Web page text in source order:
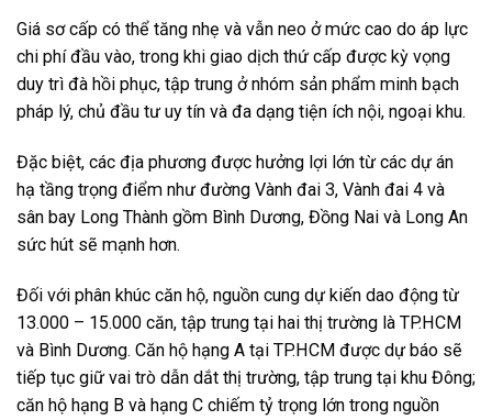
Giá sơ cấp có thể tăng nhẹ và vẫn neo ở mức cao do áp lực
chi phí đầu vào, trong khi giao dịch thứ cấp được kỳ vọng
duy trì đà hồi phục, tập trung ở nhóm sản phẩm minh bạch
pháp lý, chủ đầu tư uy tín và đa dạng tiện ích nội, ngoại khu.
Đặc biệt, các địa phương được hưởng lợi lớn từ các dự án
hạ tầng trọng điểm như đường Vành đai 3, Vành đai 4 và
sân bay Long Thành gồm Bình Dương, Đồng Nai và Long An
sức hút sẽ mạnh hơn.
Đối với phân khúc căn hộ, nguồn cung dự kiến dao động từ
13.000 – 15.000 căn, tập trung tại hai thị trường là TP.HCM
và Bình Dương. Căn hộ hạng A tại TP.HCM được dự báo sẽ
tiếp tục giữ vai trò dẫn dắt thị trường, tập trung tại khu Đông;
căn hộ hạng B và hạng C chiếm tỷ trọng lớn trong nguồn